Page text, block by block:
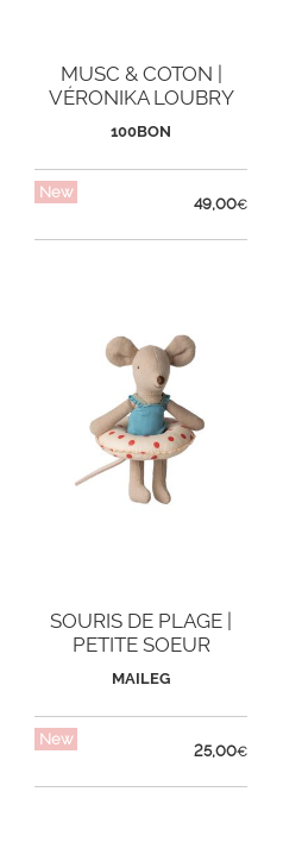
MUSC & COTON |
VÉRONIKA LOUBRY
100BON
New
49,00€
SOURIS DE PLAGE |
PETITE SOEUR
MAILEG
New
25,00€